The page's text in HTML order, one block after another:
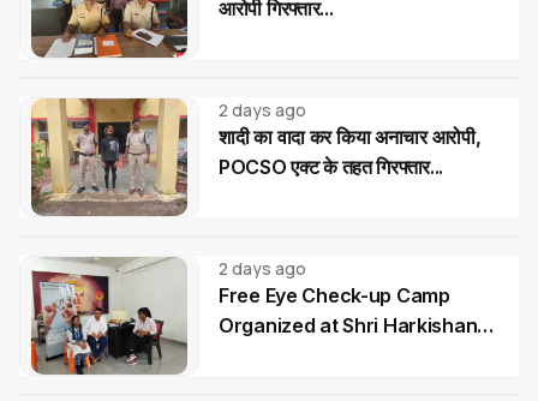
आरोपी गिरफ्तार...
2 days ago
शादी का वादा कर किया अनाचार आरोपी,
POCSO एक्ट के तहत गिरफ्तार...
2 days ago
Free Eye Check-up Camp
Organized at Shri Harkishan